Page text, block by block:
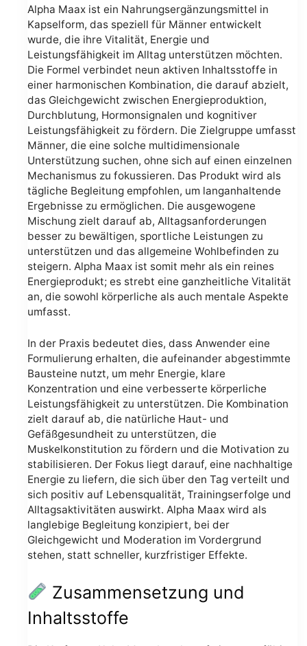
Alpha Maax ist ein Nahrungsergänzungsmittel in
Kapselform, das speziell für Männer entwickelt
wurde, die ihre Vitalität, Energie und
Leistungsfähigkeit im Alltag unterstützen möchten.
Die Formel verbindet neun aktiven Inhaltsstoffe in
einer harmonischen Kombination, die darauf abzielt,
das Gleichgewicht zwischen Energieproduktion,
Durchblutung, Hormonsignalen und kognitiver
Leistungsfähigkeit zu fördern. Die Zielgruppe umfasst
Männer, die eine solche multidimensionale
Unterstützung suchen, ohne sich auf einen einzelnen
Mechanismus zu fokussieren. Das Produkt wird als
tägliche Begleitung empfohlen, um langanhaltende
Ergebnisse zu ermöglichen. Die ausgewogene
Mischung zielt darauf ab, Alltagsanforderungen
besser zu bewältigen, sportliche Leistungen zu
unterstützen und das allgemeine Wohlbefinden zu
steigern. Alpha Maax ist somit mehr als ein reines
Energieprodukt; es strebt eine ganzheitliche Vitalität
an, die sowohl körperliche als auch mentale Aspekte
umfasst.
In der Praxis bedeutet dies, dass Anwender eine
Formulierung erhalten, die aufeinander abgestimmte
Bausteine nutzt, um mehr Energie, klare
Konzentration und eine verbesserte körperliche
Leistungsfähigkeit zu unterstützen. Die Kombination
zielt darauf ab, die natürliche Haut- und
Gefäßgesundheit zu unterstützen, die
Muskelkonstitution zu fördern und die Motivation zu
stabilisieren. Der Fokus liegt darauf, eine nachhaltige
Energie zu liefern, die sich über den Tag verteilt und
sich positiv auf Lebensqualität, Trainingserfolge und
Alltagsaktivitäten auswirkt. Alpha Maax wird als
langlebige Begleitung konzipiert, bei der
Gleichgewicht und Moderation im Vordergrund
stehen, statt schneller, kurzfristiger Effekte.
Zusammensetzung und
Inhaltsstoffe